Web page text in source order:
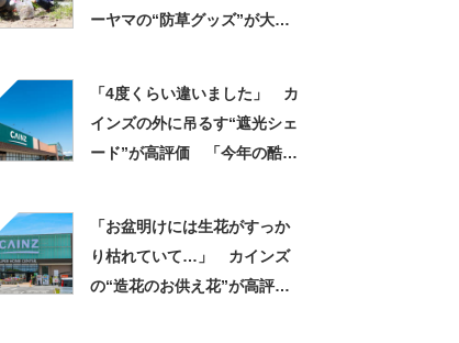
ーヤマの“防草グッズ”が大人
「4度くらい違いました」 カ
インズの外に吊るす“遮光シェ
ード”が高評価 「今年の酷暑
「お盆明けには生花がすっか
り枯れていて…」 カインズ
の“造花のお供え花”が高評